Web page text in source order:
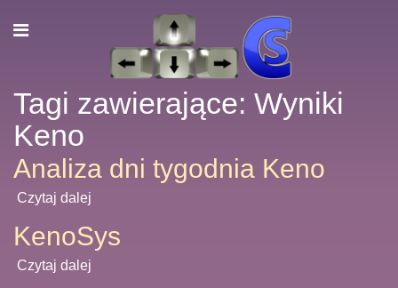
Tagi zawierające: Wyniki
Keno
Analiza dni tygodnia Keno
Czytaj dalej
KenoSys
Czytaj dalej